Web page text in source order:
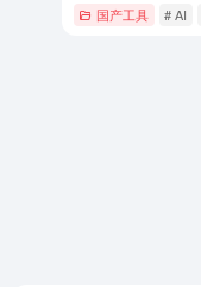
国产工具 # AI